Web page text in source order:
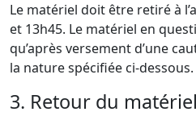
Le matériel doit être retiré à
et 13h45. Le matériel en
qu’après versement d’une
la nature spécifiée ci-dessous.
3. Retour du matériel